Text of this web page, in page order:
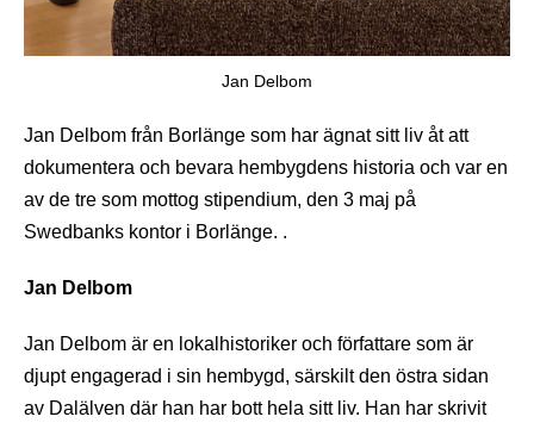
Jan Delbom
Jan Delbom från Borlänge som har ägnat sitt liv åt att
dokumentera och bevara hembygdens historia och var en
av de tre som mottog stipendium, den 3 maj på
Swedbanks kontor i Borlänge. .
Jan Delbom
Jan Delbom är en lokalhistoriker och författare som är
djupt engagerad i sin hembygd, särskilt den östra sidan
av Dalälven där han har bott hela sitt liv. Han har skrivit